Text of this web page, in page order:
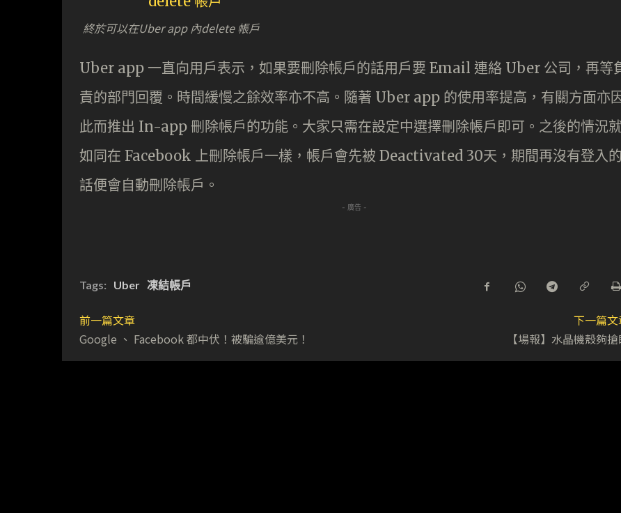
終於可以在Uber app 內delete 帳戶
Uber app 一直向用戶表示，如果要刪除帳戶的話用戶要 Email 連絡 Uber 公司，再等
責的部門回覆。時間緩慢之餘效率亦不高。隨著 Uber app 的使用率提高，有關方面亦
此而推出 In-app 刪除帳戶的功能。大家只需在設定中選擇刪除帳戶即可。之後的情況
如同在 Facebook 上刪除帳戶一樣，帳戶會先被 Deactivated 30天，期間再沒有登入的
話便會自動刪除帳戶。
- 廣告 -
Tags: Uber 凍結帳戶
前一篇文章
Google 、 Facebook 都中伏！被騙逾億美元！
下一篇文
【場報】水晶機殼夠